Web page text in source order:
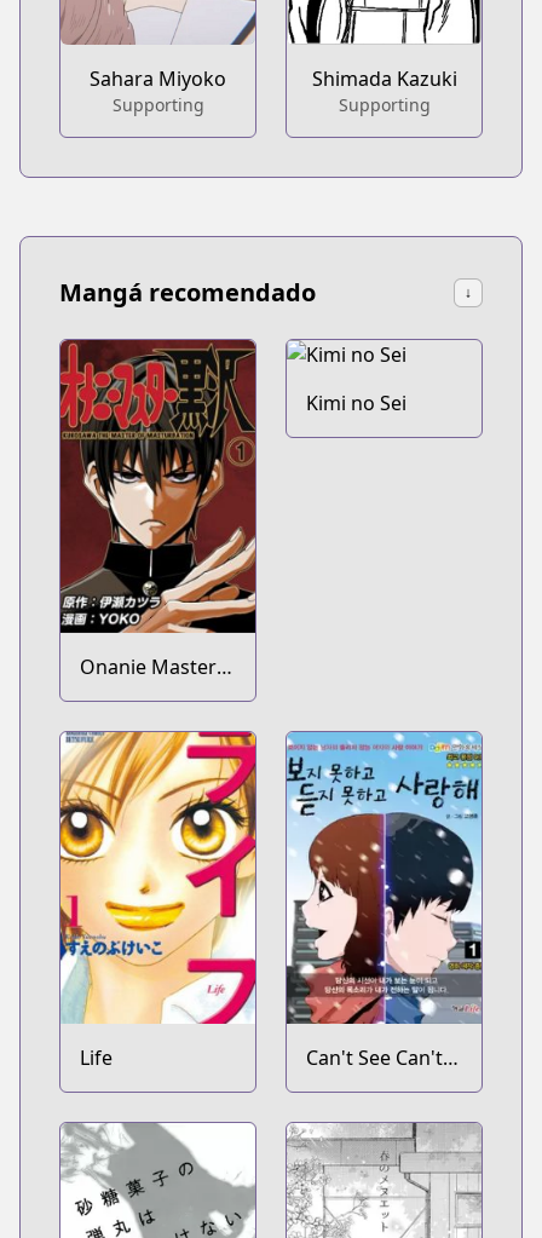
Sahara Miyoko
Supporting
Shimada Kazuki
Supporting
Mangá recomendado ↓
Onanie Master
Kurosawa
Kimi no Sei
Life
Can't See Can't
Hear But Love